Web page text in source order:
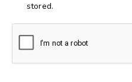
stored.